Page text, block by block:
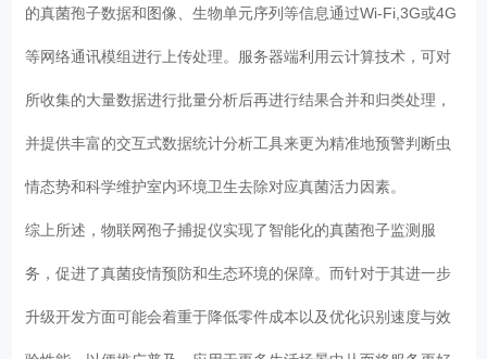
的真菌孢子数据和图像、生物单元序列等信息通过Wi-Fi,3G或4G
等网络通讯模组进行上传处理。服务器端利用云计算技术，可对
所收集的大量数据进行批量分析后再进行结果合并和归类处理，
并提供丰富的交互式数据统计分析工具来更为精准地预警判断虫
情态势和科学维护室内环境卫生去除对应真菌活力因素。
综上所述，物联网孢子捕捉仪实现了智能化的真菌孢子监测服
务，促进了真菌疫情预防和生态环境的保障。而针对于其进一步
升级开发方面可能会着重于降低零件成本以及优化识别速度与效